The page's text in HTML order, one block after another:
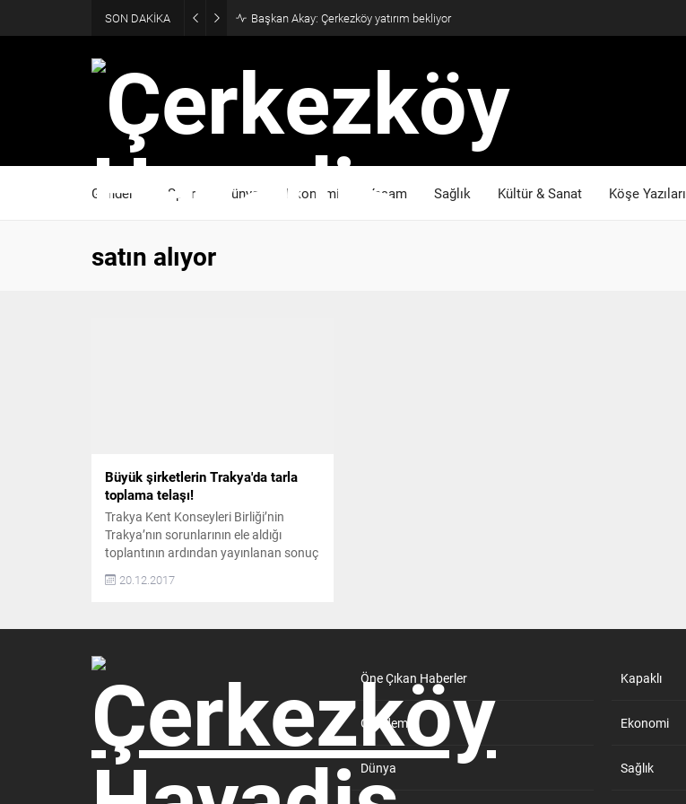
SON DAKİKA Başkan Akay: Çerkezköy yatırım bekliyor
Gündem Spor Dünya Ekonomi Yaşam Sağlık Kültür & Sanat Köşe Yazıları
satın alıyor
Büyük şirketlerin Trakya'da tarla
toplama telaşı!
Trakya Kent Konseyleri Birliği’nin
Trakya’nın sorunlarının ele aldığı
toplantının ardından yayınlanan sonuç
bildirisinde, Trakya topraklarının el
değiştirdiğine dikkat çekilerek, “Yıllardır
zorunda kalmaktadırlar. Kapılarında
da satılacak tarlaları almaya hazır
büyük şirketler beklemektedir” denildi.
Lüleburgaz’da toplanan Trakya Kent
Konseyleri Birliği toplantısının sonuç...
20.12.2017
Öne Çıkan Haberler
Gündem
Dünya
Kapaklı
Ekonomi
Sağlık